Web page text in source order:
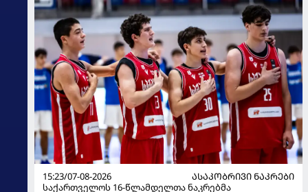
15:23/07-08-2026
ᲐᲡᲐᲙᲝᲑᲠᲘᲕᲘ ᲜᲐᲙᲠᲔᲑᲘ
საქართველოს 16-წლამდელთა ნაკრებმა